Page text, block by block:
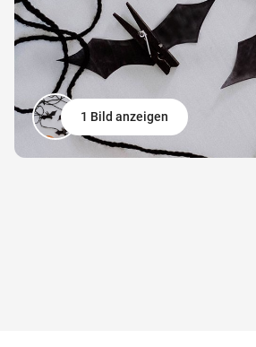
1 Bild anzeigen